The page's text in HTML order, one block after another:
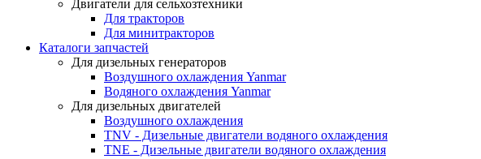
Двигатели для сельхозтехники
Для тракторов
Для минитракторов
Каталоги запчастей
Для дизельных генераторов
Воздушного охлаждения Yanmar
Водяного охлаждения Yanmar
Для дизельных двигателей
Воздушного охлаждения
TNV - Дизельные двигатели водяного охлаждения
TNE - Дизельные двигатели водяного охлаждения